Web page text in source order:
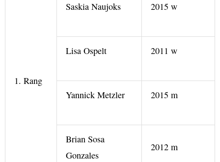
1. Rang
Saskia Naujoks 2015 w
Lisa Ospelt 2011 w
Yannick Metzler 2015 m
Brian Sosa
Gonzales
2012 m